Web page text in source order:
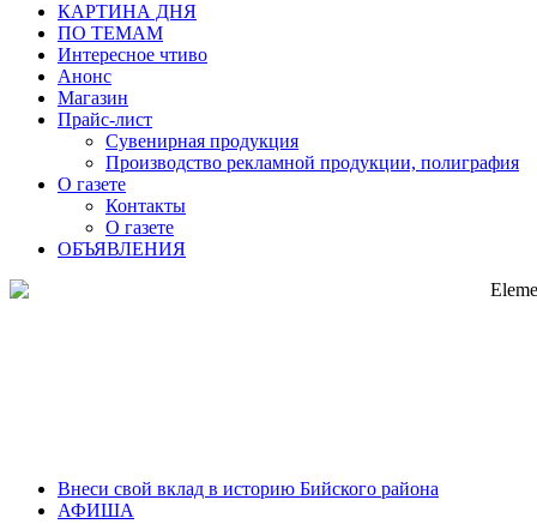
КАРТИНА ДНЯ
ПО ТЕМАМ
Интересное чтиво
Анонс
Магазин
Прайс-лист
Сувенирная продукция
Производство рекламной продукции, полиграфия
О газете
Контакты
О газете
ОБЪЯВЛЕНИЯ
Внеси свой вклад в историю Бийского района
АФИША